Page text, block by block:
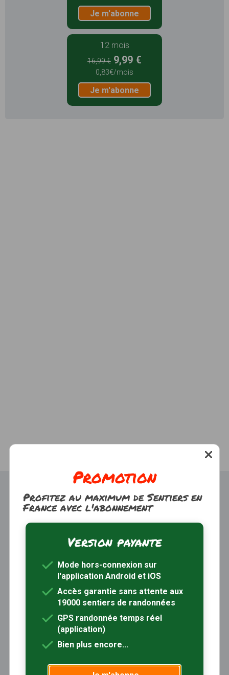
Je m'abonne
12 mois
16,99 € 9,99 €
0,83€/mois
Je m'abonne
Trouver une randonnée À propos
Inscription / Connexion
Abonnement Rando+ Calendrier randos
Sites partenaires Contactez-nous
Sentiers-en-France, grâce aux nombreux circuits de
- les spécificités des terroirs (sites et milieux naturels,
Promotion
Profitez au maximum de Sentiers en
France avec l'abonnement
Version payante
Mode hors-connexion sur
l'application Android et iOS
Accès garantie sans attente aux
19000 sentiers de randonnées
GPS randonnée temps réel
(application)
Bien plus encore...